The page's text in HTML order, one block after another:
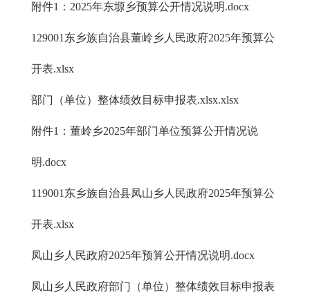
附件1：2025年东塬乡预算公开情况说明.docx
129001东乡族自治县董岭乡人民政府2025年预算公
开表.xlsx
部门（单位）整体绩效目标申报表.xlsx.xlsx
附件1：董岭乡2025年部门单位预算公开情况说
明.docx
119001东乡族自治县凤山乡人民政府2025年预算公
开表.xlsx
凤山乡人民政府2025年预算公开情况说明.docx
凤山乡人民政府部门（单位）整体绩效目标申报表